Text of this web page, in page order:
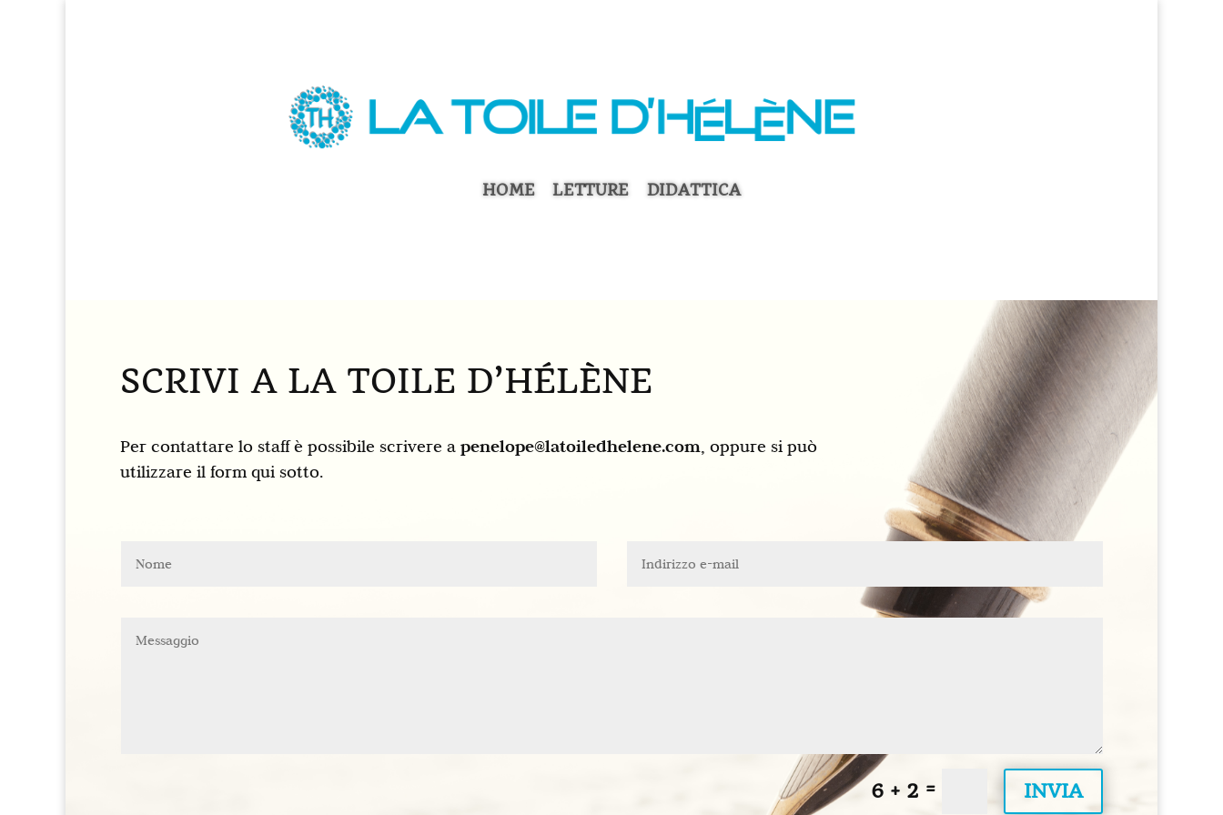
HOME LETTURE DIDATTICA
SCRIVI A LA TOILE D’HÉLÈNE
Per contattare lo staff è possibile scrivere a penelope@latoiledhelene.com, oppure si può
utilizzare il form qui sotto.
6 + 2 = INVIA